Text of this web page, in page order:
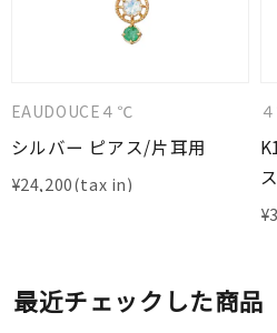
EAUDOUCE４℃
シルバー ピアス/片耳用
¥24,200
ス
¥
最近チェックした商品